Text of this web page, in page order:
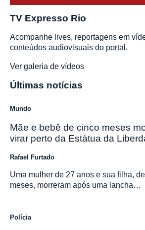
TV Expresso Rio
Acompanhe lives, reportagens em
conteúdos audiovisuais do portal.
Ver galeria de vídeos
Últimas notícias
Mundo
Mãe e bebê de cinco meses
virar perto da Estátua da
Rafael Furtado
Uma mulher de 27 anos e sua filha,
meses, morreram após uma lancha…
Polícia